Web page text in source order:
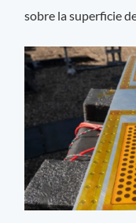
sobre la superficie